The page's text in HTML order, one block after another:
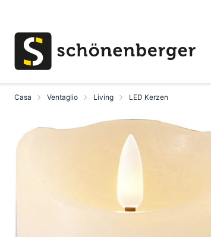
Casa Ventaglio Living LED Kerzen